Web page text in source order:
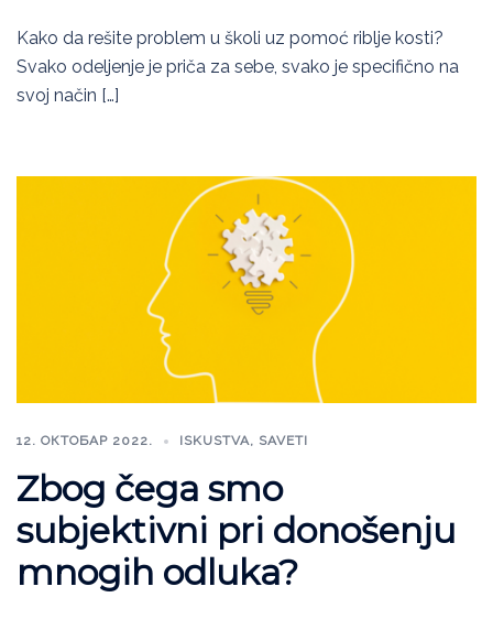
Kako da rešite problem u školi uz pomoć riblje kosti?
Svako odeljenje je priča za sebe, svako je specifično na
svoj način […]
12. ОКТОБАР 2022. ISKUSTVA, SAVETI
Zbog čega smo
subjektivni pri donošenju
mnogih odluka?